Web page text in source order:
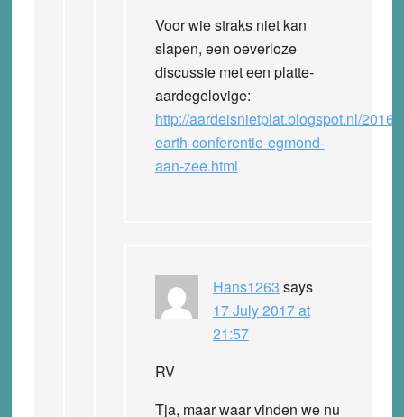
Voor wie straks niet kan
slapen, een oeverloze
discussie met een platte-
aardegelovige:
http://aardeisnietplat.blogspot.nl/2016/
earth-conferentie-egmond-
aan-zee.html
Hans1263 says
17 July 2017 at
21:57
RV
Tja, maar waar vinden we nu